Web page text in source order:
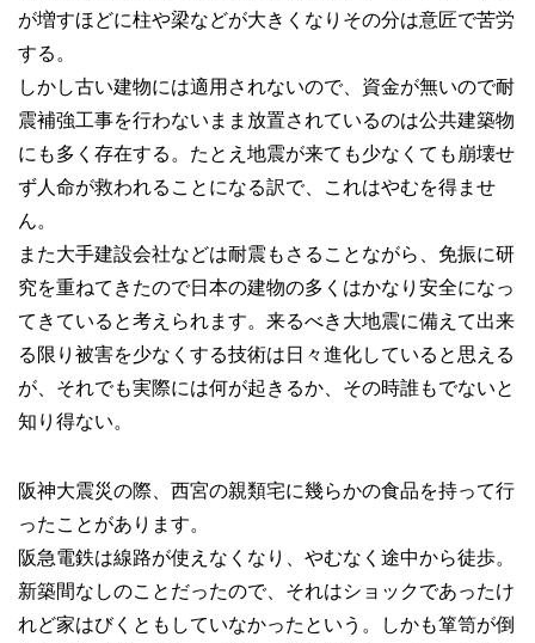
が増すほどに柱や梁などが大きくなりその分は意匠で苦労
する。
しかし古い建物には適用されないので、資金が無いので耐
震補強工事を行わないまま放置されているのは公共建築物
にも多く存在する。たとえ地震が来ても少なくても崩壊せ
ず人命が救われることになる訳で、これはやむを得ませ
ん。
また大手建設会社などは耐震もさることながら、免振に研
究を重ねてきたので日本の建物の多くはかなり安全になっ
てきていると考えられます。来るべき大地震に備えて出来
る限り被害を少なくする技術は日々進化していると思える
が、それでも実際には何が起きるか、その時誰もでないと
知り得ない。
阪神大震災の際、西宮の親類宅に幾らかの食品を持って行
ったことがあります。
阪急電鉄は線路が使えなくなり、やむなく途中から徒歩。
新築間なしのことだったので、それはショックであったけ
れど家はびくともしていなかったという。しかも箪笥が倒